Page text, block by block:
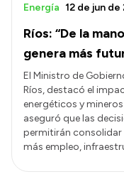
Ríos: “De la
genera más
Energía 12 de jun de
El Ministro de
Ríos, destacó el
energéticos y
aseguró que las
permitirán
más empleo,